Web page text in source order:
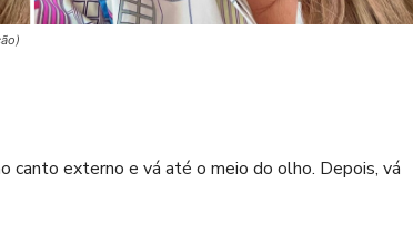
canto externo e vá até o meio do olho. Depois, vá